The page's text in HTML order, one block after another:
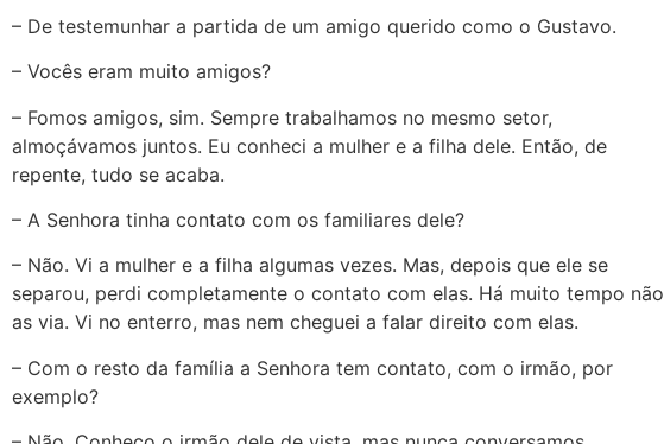
– De testemunhar a partida de um amigo querido como o Gustavo.
– Vocês eram muito amigos?
– Fomos amigos, sim. Sempre trabalhamos no mesmo setor,
almoçávamos juntos. Eu conheci a mulher e a filha dele. Então, de
repente, tudo se acaba.
– A Senhora tinha contato com os familiares dele?
– Não. Vi a mulher e a filha algumas vezes. Mas, depois que ele se
separou, perdi completamente o contato com elas. Há muito tempo não
as via. Vi no enterro, mas nem cheguei a falar direito com elas.
– Com o resto da família a Senhora tem contato, com o irmão, por
exemplo?